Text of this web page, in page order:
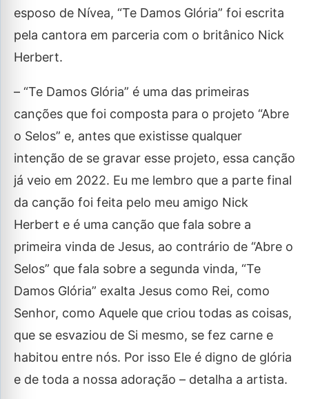
esposo de Nívea, “Te Damos Glória” foi escrita
pela cantora em parceria com o britânico Nick
Herbert.
– “Te Damos Glória” é uma das primeiras
canções que foi composta para o projeto “Abre
o Selos” e, antes que existisse qualquer
intenção de se gravar esse projeto, essa canção
já veio em 2022. Eu me lembro que a parte final
da canção foi feita pelo meu amigo Nick
Herbert e é uma canção que fala sobre a
primeira vinda de Jesus, ao contrário de “Abre o
Selos” que fala sobre a segunda vinda, “Te
Damos Glória” exalta Jesus como Rei, como
Senhor, como Aquele que criou todas as coisas,
que se esvaziou de Si mesmo, se fez carne e
habitou entre nós. Por isso Ele é digno de glória
e de toda a nossa adoração – detalha a artista.